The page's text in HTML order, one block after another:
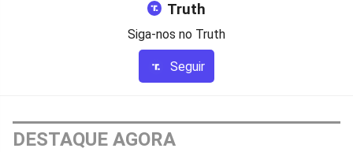
Truth
Siga-nos no Truth
Seguir
DESTAQUE AGORA